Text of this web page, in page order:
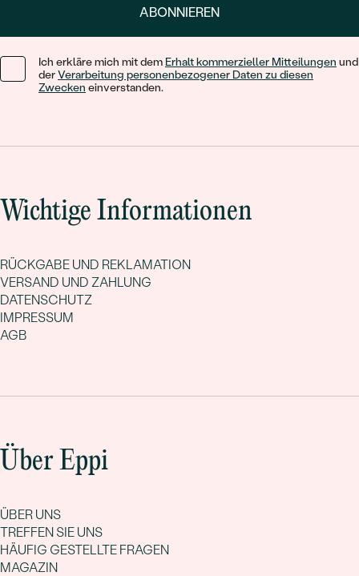
ABONNIEREN
Ich erkläre mich mit dem Erhalt kommerzieller Mitteilungen und
derVerarbeitung personenbezogener Daten zu diesen
Zwecken einverstanden.
Wichtige Informationen
RÜCKGABE UND REKLAMATION
VERSAND UND ZAHLUNG
DATENSCHUTZ
IMPRESSUM
AGB
Über Eppi
ÜBER UNS
TREFFEN SIE UNS
HÄUFIG GESTELLTE FRAGEN
MAGAZIN